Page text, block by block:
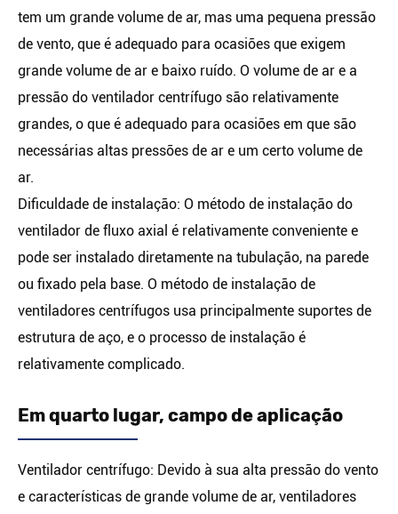
tem um grande volume de ar, mas uma pequena pressão
de vento, que é adequado para ocasiões que exigem
grande volume de ar e baixo ruído. O volume de ar e a
pressão do ventilador centrífugo são relativamente
grandes, o que é adequado para ocasiões em que são
necessárias altas pressões de ar e um certo volume de
ar.
Dificuldade de instalação: O método de instalação do
ventilador de fluxo axial é relativamente conveniente e
pode ser instalado diretamente na tubulação, na parede
ou fixado pela base. O método de instalação de
ventiladores centrífugos usa principalmente suportes de
estrutura de aço, e o processo de instalação é
relativamente complicado.
Em quarto lugar, campo de aplicação
Ventilador centrífugo: Devido à sua alta pressão do vento
e características de grande volume de ar, ventiladores